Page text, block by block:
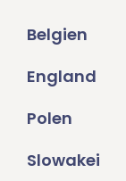
Belgien
England
Polen
Slowakei